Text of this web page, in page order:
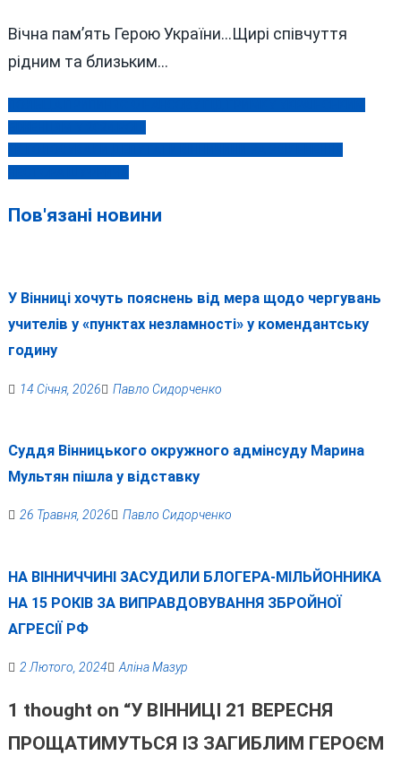
Вічна пам’ять Герою України…Щирі співчуття
рідним та близьким…
Навігація
записів
Пов'язані новини
У Вінниці хочуть пояснень від мера щодо чергувань
учителів у «пунктах незламності» у комендантську
годину
14 Січня, 2026 Павло Сидорченко
Суддя Вінницького окружного адмінсуду Марина
Мультян пішла у відставку
26 Травня, 2026 Павло Сидорченко
НА ВІННИЧЧИНІ ЗАСУДИЛИ БЛОГЕРА-МІЛЬЙОННИКА
НА 15 РОКІВ ЗА ВИПРАВДОВУВАННЯ ЗБРОЙНОЇ
АГРЕСІЇ РФ
2 Лютого, 2024 Аліна Мазур
1 thought on “У ВІННИЦІ 21 ВЕРЕСНЯ
ПРОЩАТИМУТЬСЯ ІЗ ЗАГИБЛИМ ГЕРОЄМ